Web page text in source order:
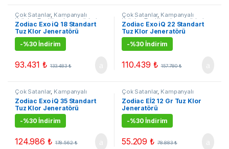
Çok Satanlar, Kampanyalı
Ürünler Tuz Klor Jenerarörleri
Zodiac Tuz Klor Jeneratörleri
Zodiac Exo iQ 18 Standart
Tuz Klor Jeneratörü
-%30 İndirim
93.431₺ 133.483₺
Çok Satanlar, Kampanyalı
Ürünler Tuz Klor Jenerarörleri
Zodiac Tuz Klor Jeneratörleri
Zodiac Exo iQ 22 Standart
Tuz Klor Jeneratörü
-%30 İndirim
110.439 ₺ 157.780₺
Çok Satanlar, Kampanyalı
Ürünler Tuz Klor Jenerarörleri
Zodiac Tuz Klor Jeneratörleri
Zodiac Exo iQ 35 Standart
Tuz Klor Jeneratörü
-%30 İndirim
124.986 ₺ 178.562₺
Çok Satanlar, Kampanyalı
Ürünler Tuz Klor Jenerarörleri
Zodiac Tuz Klor Jeneratörleri
Zodiac Eİ2 12 Gr Tuz Klor
Jeneratörü
-%30 İndirim
55.209₺ 78.883₺